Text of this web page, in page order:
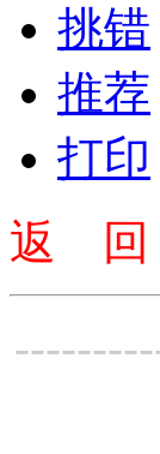
挑错
推荐
打印
返 回